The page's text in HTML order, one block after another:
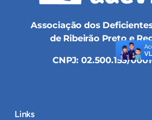
Associação dos
de Ribeirão Preto e
CNPJ: 02.500.153/
Links